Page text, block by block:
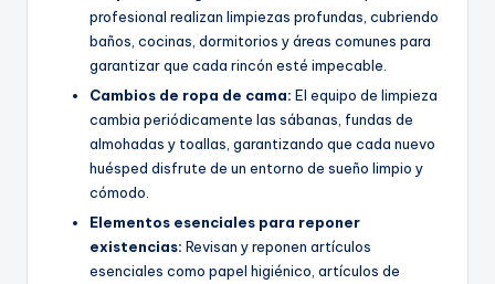
profesional realizan limpiezas profundas, cubriendo
baños, cocinas, dormitorios y áreas comunes para
garantizar que cada rincón esté impecable.
Cambios de ropa de cama: El equipo de limpieza
cambia periódicamente las sábanas, fundas de
almohadas y toallas, garantizando que cada nuevo
huésped disfrute de un entorno de sueño limpio y
cómodo.
Elementos esenciales para reponer
existencias: Revisan y reponen artículos
esenciales como papel higiénico, artículos de